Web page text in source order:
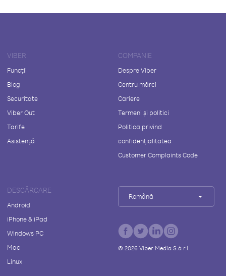
VIBER
Funcții
Blog
Securitate
Viber Out
Tarife
Asistență
COMPANIE
Despre Viber
Centru mărci
Cariere
Termeni și politici
Politica privind
confidențialitatea
Customer Complaints Code
DESCĂRCARE
Android
iPhone & iPad
Windows PC
Mac
Linux
Română
© 2026Viber Media S.à r.l.